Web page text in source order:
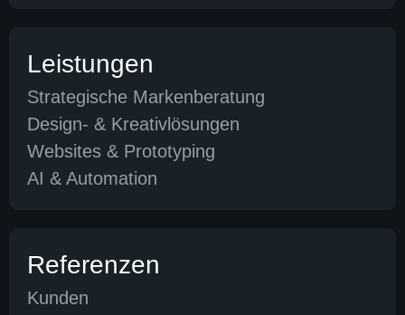
Leistungen
Strategische Markenberatung
Design- & Kreativlösungen
Websites & Prototyping
AI & Automation
Referenzen
Kunden